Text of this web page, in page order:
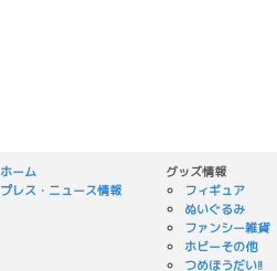
ホーム
プレス・ニュース情報
グッズ情報
フィギュア
ぬいぐるみ
ファンシー雑貨
ホビーその他
つめほうだい!!